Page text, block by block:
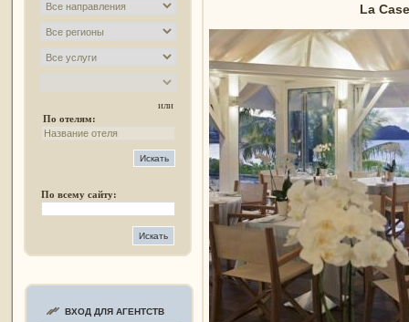
или
По отелям:
По всему сайту:
ВХОД ДЛЯ АГЕНТСТВ
La